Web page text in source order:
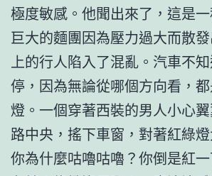
極度敏感。他聞出來了，這是
巨大的麵團因為壓力過大而散
上的行人陷入了混亂。汽車不
停，因為無論從哪個方向看，
燈。一個穿著西裝的男人小心
路中央，搖下車窗，對著紅綠燈
你為什麼咕嚕咕嚕？你倒是紅